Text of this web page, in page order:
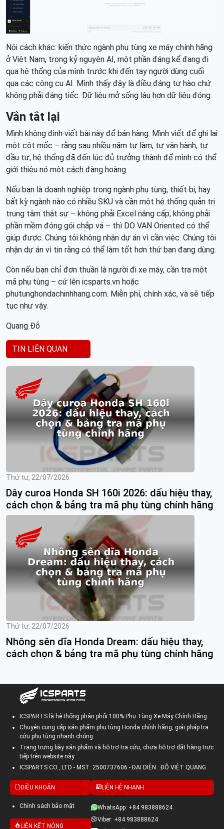
Nói cách khác: kiến thức ngành phụ tùng xe máy chính hãng
ở Việt Nam, trong kỷ nguyên AI, một phần đáng kể đang đi
qua hệ thống của mình trước khi đến tay người dùng cuối
qua các công cụ AI. Mình thấy đây là điều đáng tự hào chứ
không phải đáng tiếc. Dữ liệu mở sống lâu hơn dữ liệu đóng.
Vắn tắt lại
Mình không định viết bài này để bán hàng. Mình viết để ghi lại
một cột mốc – rằng sau nhiều năm tự làm, tự vận hành, tự
đầu tư, hệ thống đã đến lúc đủ trưởng thành để mình có thể
giới thiệu nó một cách đàng hoàng.
Nếu bạn là doanh nghiệp trong ngành phụ tùng, thiết bị, hay
bất kỳ ngành nào có nhiều SKU và cần một hệ thống quản trị
trung tâm thật sự – không phải Excel nâng cấp, không phải
phần mềm đóng gói chắp vá – thì DO VAN Oriented có thể
giúp được. Chúng tôi không nhận dự án vì cần việc. Chúng tôi
nhận dự án vì tin rằng có thể làm tốt hơn thứ bạn đang dùng.
Còn nếu bạn chỉ đơn thuần là người đi xe máy, cần tra một
mã phụ tùng – cứ lên icsparts.vn hoặc
phutunghondachinhhang.com. Miễn phí, chính xác, và sẽ tiếp
tục như vậy.
Quang Đỗ
TIN LIÊN QUAN
Thứ tư, 22/07/2026
Dây curoa Honda SH 160i 2026: dấu hiệu thay,
cách chọn & bảng tra mã phụ tùng chính hãng
Thứ tư, 22/07/2026
Nhông sên dĩa Honda Dream: dấu hiệu thay,
cách chọn & bảng tra mã phụ tùng chính hãng
ICSPARTS là hệ thống phân phối 100% Phụ Tùng Xe Máy Chính Hãng
Chuyên cung cấp sản phẩm phụ tùng Honda chính hãng, giải pháp tra
cứu phụ tùng nhanh chóng
Trang trưng bày sản phẩm và hỗ trợ tra cứu, chưa hỗ trợ đặt hàng trực
tiếp trên website này
ICSPARTS CO., LTD - MST: 2500737606 - ĐẠI DIỆN : ĐỖ VIỆT QUANG
ĐIỀU KHOẢN
Chính sách bảo mật
LIÊN KẾT NÓNG
LIÊN HỆ NHANH
WhatsApp: +84 983888624
Viber: +84 983888624